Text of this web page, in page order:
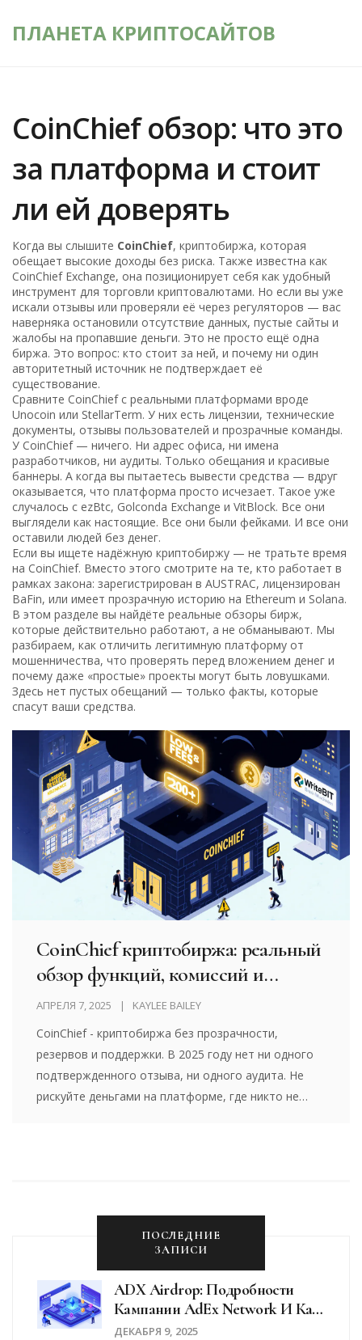
ПЛАНЕТА КРИПТОСАЙТОВ
CoinChief обзор: что это
за платформа и стоит
ли ей доверять
Когда вы слышите CoinChief,криптобиржа, которая
обещает высокие доходы без риска. Также известна как
CoinChief Exchange, она позиционирует себя как удобный
инструмент для торговли криптовалютами. Но если вы уже
искали отзывы или проверяли её через регуляторов — вас
наверняка остановили отсутствие данных, пустые сайты и
жалобы на пропавшие деньги. Это не просто ещё одна
биржа. Это вопрос: кто стоит за ней, и почему ни один
авторитетный источник не подтверждает её
существование.
Сравните CoinChief с реальными платформами вроде
Unocoin или StellarTerm. У них есть лицензии, технические
документы, отзывы пользователей и прозрачные команды.
У CoinChief — ничего. Ни адрес офиса, ни имена
разработчиков, ни аудиты. Только обещания и красивые
баннеры. А когда вы пытаетесь вывести средства — вдруг
оказывается, что платформа просто исчезает. Такое уже
случалось с ezBtc, Golconda Exchange и VitBlock. Все они
выглядели как настоящие. Все они были фейками. И все они
оставили людей без денег.
Если вы ищете надёжную криптобиржу — не тратьте время
на CoinChief. Вместо этого смотрите на те, кто работает в
рамках закона: зарегистрирован в AUSTRAC, лицензирован
BaFin, или имеет прозрачную историю на Ethereum и Solana.
В этом разделе вы найдёте реальные обзоры бирж,
которые действительно работают, а не обманывают. Мы
разбираем, как отличить легитимную платформу от
мошенничества, что проверять перед вложением денег и
почему даже «простые» проекты могут быть ловушками.
Здесь нет пустых обещаний — только факты, которые
спасут ваши средства.
CoinChief криптобиржа: реальный
обзор функций, комиссий и
безопасности в 2025 году
АПРЕЛЯ 7, 2025 KAYLEE BAILEY
CoinChief - криптобиржа без прозрачности,
резервов и поддержки. В 2025 году нет ни одного
подтвержденного отзыва, ни одного аудита. Не
рискуйте деньгами на платформе, где никто не
ПОСЛЕДНИЕ
ЗАПИСИ
ADX Airdrop: Подробности
Кампании AdEx Network И Как
Участвовать В Будущих
ДЕКАБРЯ 9, 2025